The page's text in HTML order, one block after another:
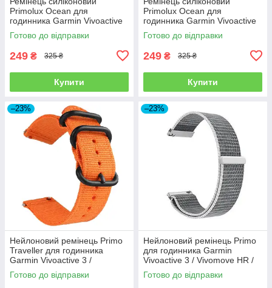
Primolux Ocean для
годинника Garmin Vivoactive
3 / Vivomove HR / Forerunner
- Black
Готово до відправки
249 ₴ 325 ₴
Купити
Primolux Ocean для
годинника Garmin Vivoactive
3 / Vivomove HR / Forerunner
- White
Готово до відправки
249 ₴ 325 ₴
Купити
–23%
Нейлоновий ремінець Primo
Traveller для годинника
Garmin Vivoactive 3 /
Vivomove HR / Forerunner
245/645 - Orange
Готово до відправки
–23%
Нейлоновий ремінець Primo
для годинника Garmin
Vivoactive 3 / Vivomove HR /
Forerunner 245/645 - White
Готово до відправки